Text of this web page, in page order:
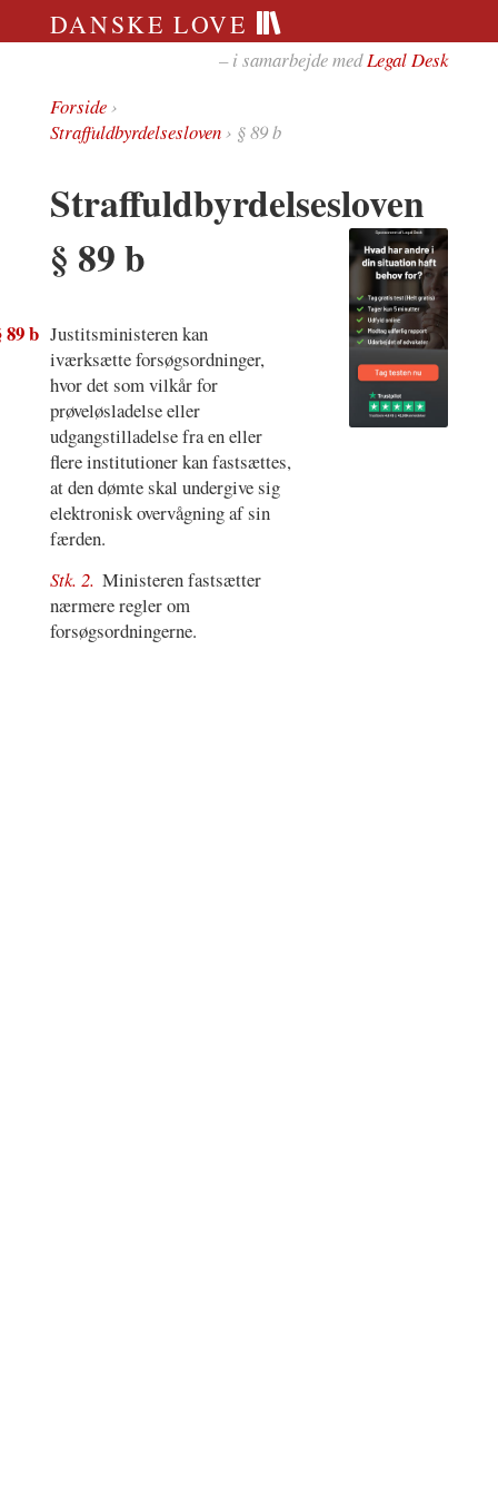
DANSKE LOVE
– i samarbejde medLegal Desk
Forside›
Straffuldbyrdelsesloven› § 89 b
Straffuldbyrdelsesloven
§ 89 b
89 b Justitsministeren kan
iværksætte forsøgsordninger,
hvor det som vilkår for
prøveløsladelse eller
udgangstilladelse fra en eller
flere institutioner kan fastsættes,
at den dømte skal undergive sig
elektronisk overvågning af sin
færden.
Stk. 2. Ministeren fastsætter
nærmere regler om
forsøgsordningerne.